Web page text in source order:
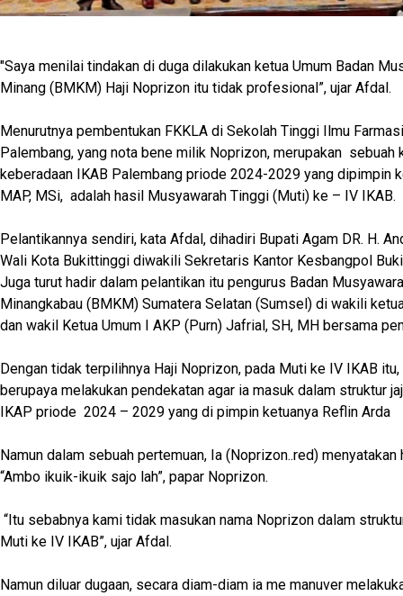
"Saya menilai tindakan di duga dilakukan ketua Umum Badan
Minang (BMKM) Haji Noprizon itu tidak profesional”, ujar Afdal.
Menurutnya pembentukan FKKLA di Sekolah Tinggi Ilmu
Palembang, yang nota bene milik Noprizon, merupakan sebuah
keberadaan IKAB Palembang priode 2024-2029 yang dipimpin
MAP, MSi, adalah hasil Musyawarah Tinggi (Muti) ke – IV IKAB.
Pelantikannya sendiri, kata Afdal, dihadiri Bupati Agam DR. H.
Wali Kota Bukittinggi diwakili Sekretaris Kantor Kesbangpol
Juga turut hadir dalam pelantikan itu pengurus Badan
Minangkabau (BMKM) Sumatera Selatan (Sumsel) di wakili
dan wakil Ketua Umum I AKP (Purn) Jafrial, SH, MH bersama
Dengan tidak terpilihnya Haji Noprizon, pada Muti ke IV IKAB
berupaya melakukan pendekatan agar ia masuk dalam struktur
IKAP priode 2024 – 2029 yang di pimpin ketuanya Reflin Arda
Namun dalam sebuah pertemuan, Ia (Noprizon..red) menyatakan
“Ambo ikuik-ikuik sajo lah”, papar Noprizon.
“Itu sebabnya kami tidak masukan nama Noprizon dalam
Muti ke IV IKAB”, ujar Afdal.
Namun diluar dugaan, secara diam-diam ia me manuver